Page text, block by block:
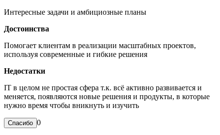
Интересные задачи и амбициозные планы
Достоинства
Помогает клиентам в реализации масштабных проектов,
используя современные и гибкие решения
Недостатки
IT в целом не простая сфера т.к. всё активно развивается и
меняется, появляются новые решения и продукты, в которые
нужно время чтобы вникнуть и изучить
0